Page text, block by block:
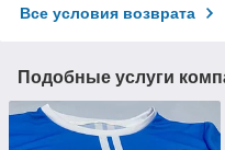
Все условия возврата
Подобные услуги